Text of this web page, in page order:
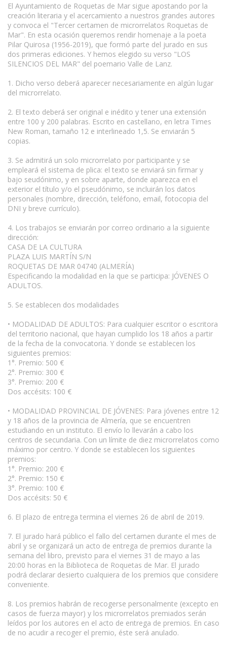
El Ayuntamiento de Roquetas de Mar sigue apostando por la
creación literaria y el acercamiento a nuestros grandes autores
y convoca el "Tercer certamen de microrrelatos Roquetas de
Mar". En esta ocasión queremos rendir homenaje a la poeta
Pilar Quirosa (1956-2019), que formó parte del jurado en sus
dos primeras ediciones. Y hemos elegido su verso "LOS
SILENCIOS DEL MAR" del poemario Valle de Lanz.
1. Dicho verso deberá aparecer necesariamente en algún lugar
del microrrelato.
2. El texto deberá ser original e inédito y tener una extensión
entre 100 y 200 palabras. Escrito en castellano, en letra Times
New Roman, tamaño 12 e interlineado 1,5. Se enviarán 5
copias.
3. Se admitirá un solo microrrelato por participante y se
empleará el sistema de plica: el texto se enviará sin firmar y
bajo seudónimo, y en sobre aparte, donde aparezca en el
exterior el título y/o el pseudónimo, se incluirán los datos
personales (nombre, dirección, teléfono, email, fotocopia del
DNI y breve currículo).
4. Los trabajos se enviarán por correo ordinario a la siguiente
dirección:
CASA DE LA CULTURA
PLAZA LUIS MARTÍN S/N
ROQUETAS DE MAR 04740 (ALMERÍA)
Especificando la modalidad en la que se participa: JÓVENES O
ADULTOS.
5. Se establecen dos modalidades
• MODALIDAD DE ADULTOS: Para cualquier escritor o escritora
del territorio nacional, que hayan cumplido los 18 años a partir
de la fecha de la convocatoria. Y donde se establecen los
siguientes premios:
1°. Premio: 500 €
2°. Premio: 300 €
3°. Premio: 200 €
Dos accésits: 100 €
• MODALIDAD PROVINCIAL DE JÓVENES: Para jóvenes entre 12
y 18 años de la provincia de Almería, que se encuentren
estudiando en un instituto. El envío lo llevarán a cabo los
centros de secundaria. Con un límite de diez microrrelatos como
máximo por centro. Y donde se establecen los siguientes
premios:
1°. Premio: 200 €
2°. Premio: 150 €
3°. Premio: 100 €
Dos accésits: 50 €
6. El plazo de entrega termina el viernes 26 de abril de 2019.
7. El jurado hará público el fallo del certamen durante el mes de
abril y se organizará un acto de entrega de premios durante la
semana del libro, previsto para el viernes 31 de mayo a las
20:00 horas en la Biblioteca de Roquetas de Mar. El jurado
podrá declarar desierto cualquiera de los premios que considere
conveniente.
8. Los premios habrán de recogerse personalmente (excepto en
casos de fuerza mayor) y los microrrelatos premiados serán
leídos por los autores en el acto de entrega de premios. En caso
de no acudir a recoger el premio, éste será anulado.